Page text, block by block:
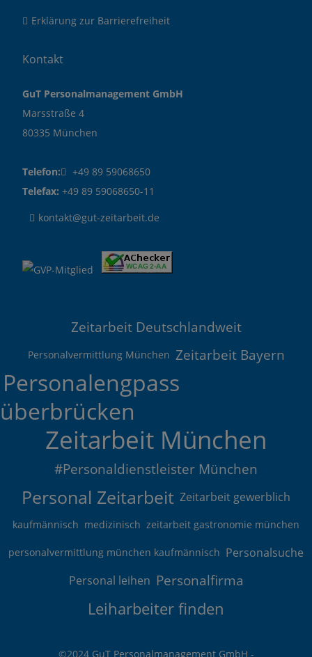
Erklärung zur Barrierefreiheit
Kontakt
GuT Personalmanagement GmbH
Marsstraße 4
80335 München
Telefon:
+49 89 59068650
Telefax: +49 89 59068650-11
kontakt@gut-zeitarbeit.de
Zeitarbeit Deutschlandweit
Personalvermittlung München Zeitarbeit Bayern
Personalengpass
überbrücken
Zeitarbeit München
#Personaldienstleister München
Personal Zeitarbeit Zeitarbeit gewerblich
kaufmännisch medizinisch zeitarbeit gastronomie münchen
personalvermittlung münchen kaufmännisch Personalsuche
Personal leihen Personalfirma
Leiharbeiter finden
©2024 GuT Personalmanagement GmbH -